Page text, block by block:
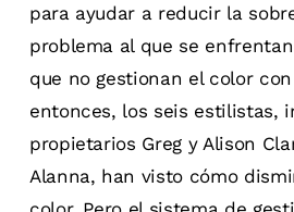
para ayudar a reducir la
problema al que se
que no gestionan el color
entonces, los seis estilistas,
propietarios Greg y Alison
Alanna, han visto cómo